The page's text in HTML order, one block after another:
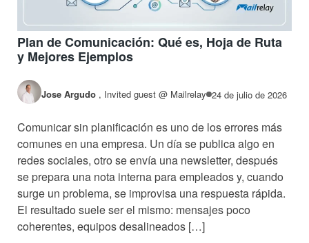
Plan de Comunicación: Qué es, Hoja de Ruta
y Mejores Ejemplos
Jose Argudo , Invited guest @ Mailrelay 24 de julio de 2026
Comunicar sin planificación es uno de los errores más
comunes en una empresa. Un día se publica algo en
redes sociales, otro se envía una newsletter, después
se prepara una nota interna para empleados y, cuando
surge un problema, se improvisa una respuesta rápida.
El resultado suele ser el mismo: mensajes poco
coherentes, equipos desalineados […]